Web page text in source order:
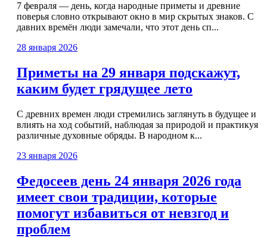
7 февраля — день, когда народные приметы и древние
поверья словно открывают окно в мир скрытых знаков. С
давних времён люди замечали, что этот день сп...
28 января 2026
Приметы на 29 января подскажут,
каким будет грядущее лето
С древних времен люди стремились заглянуть в будущее и
влиять на ход событий, наблюдая за природой и практикуя
различные духовные обряды. В народном к...
23 января 2026
Федосеев день 24 января 2026 года
имеет свои традиции, которые
помогут избавиться от невзгод и
проблем